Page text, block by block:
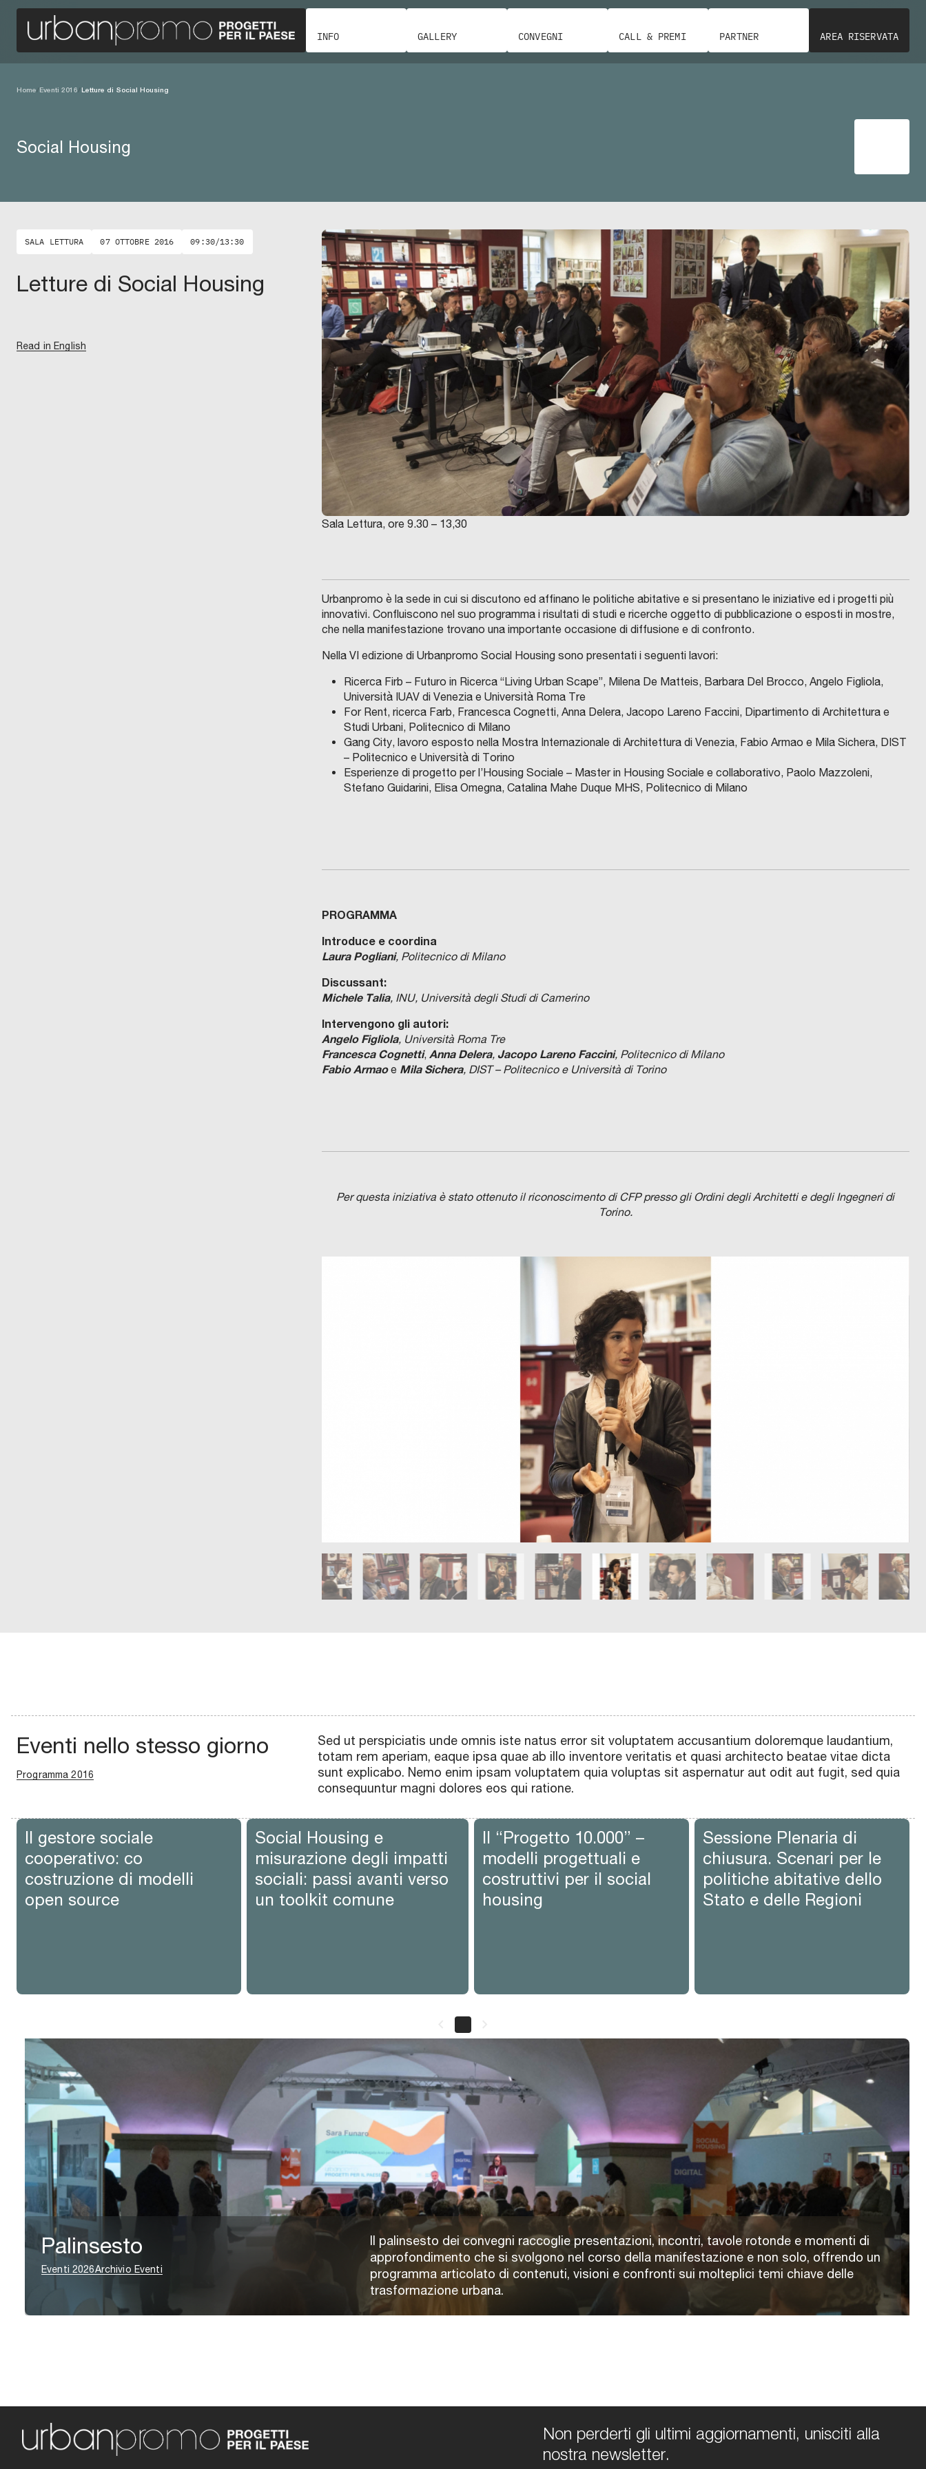
INFO GALLERY CONVEGNI CALL & PREMI PARTNER AREA RISERVATA
Home/ Eventi 2016/ Letture di Social Housing
Social Housing
SALA LETTURA 07 OTTOBRE 2016 09:30/13:30
Letture di Social Housing
Read in English
Sala Lettura, ore 9.30 – 13,30
Urbanpromo è la sede in cui si discutono ed affinano le politiche abitative e si presentano le iniziative ed i progetti più
innovativi. Confluiscono nel suo programma i risultati di studi e ricerche oggetto di pubblicazione o esposti in mostre,
che nella manifestazione trovano una importante occasione di diffusione e di confronto.
Nella VI edizione di Urbanpromo Social Housing sono presentati i seguenti lavori:
Ricerca Firb – Futuro in Ricerca “Living Urban Scape”, Milena De Matteis, Barbara Del Brocco, Angelo Figliola,
Università IUAV di Venezia e Università Roma Tre
For Rent, ricerca Farb, Francesca Cognetti, Anna Delera, Jacopo Lareno Faccini, Dipartimento di Architettura e
Studi Urbani, Politecnico di Milano
Gang City, lavoro esposto nella Mostra Internazionale di Architettura di Venezia, Fabio Armao e Mila Sichera, DIST
– Politecnico e Università di Torino
Esperienze di progetto per l’Housing Sociale – Master in Housing Sociale e collaborativo, Paolo Mazzoleni,
Stefano Guidarini, Elisa Omegna, Catalina Mahe Duque MHS, Politecnico di Milano
PROGRAMMA
Introduce e coordina
Laura Pogliani, Politecnico di Milano
Discussant:
Michele Talia, INU, Università degli Studi di Camerino
Intervengono gli autori:
Angelo Figliola, Università Roma Tre
Francesca Cognetti, Anna Delera, Jacopo Lareno Faccini, Politecnico di Milano
Fabio Armao e Mila Sichera, DIST – Politecnico e Università di Torino
Per questa iniziativa è stato ottenuto il riconoscimento di CFP presso gli Ordini degli Architetti e degli Ingegneri di
Torino.
Eventi nello stesso giorno
Programma 2016
Sed ut perspiciatis unde omnis iste natus error sit voluptatem accusantium doloremque laudantium,
totam rem aperiam, eaque ipsa quae ab illo inventore veritatis et quasi architecto beatae vitae dicta
sunt explicabo. Nemo enim ipsam voluptatem quia voluptas sit aspernatur aut odit aut fugit, sed quia
consequuntur magni dolores eos qui ratione.
Il gestore sociale
cooperativo: co
costruzione di modelli
open source
Social Housing e
misurazione degli impatti
sociali: passi avanti verso
un toolkit comune
Il “Progetto 10.000” –
modelli progettuali e
costruttivi per il social
housing
Sessione Plenaria di
chiusura. Scenari per le
politiche abitative dello
Stato e delle Regioni
Palinsesto
Eventi 2026Archivio Eventi
Il palinsesto dei convegni raccoglie presentazioni, incontri, tavole rotonde e momenti di
approfondimento che si svolgono nel corso della manifestazione e non solo, offrendo un
programma articolato di contenuti, visioni e confronti sui molteplici temi chiave delle
trasformazione urbana.
Non perderti gli ultimi aggiornamenti, unisciti alla
nostra newsletter.